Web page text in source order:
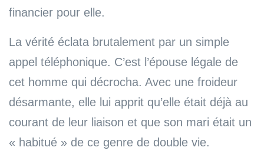
financier pour elle.
La vérité éclata brutalement par un simple
appel téléphonique. C’est l’épouse légale de
cet homme qui décrocha. Avec une froideur
désarmante, elle lui apprit qu’elle était déjà au
courant de leur liaison et que son mari était un
« habitué » de ce genre de double vie.